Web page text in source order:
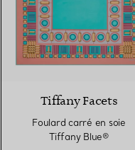
Tiffany Facets
Foulard carré en soie
Tiffany Blue®